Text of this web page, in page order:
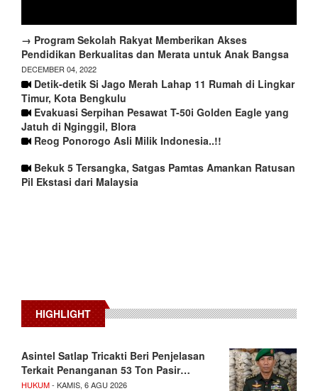
→ Program Sekolah Rakyat Memberikan Akses
Pendidikan Berkualitas dan Merata untuk Anak Bangsa
DECEMBER 04, 2022
Detik-detik Si Jago Merah Lahap 11 Rumah di Lingkar
Timur, Kota Bengkulu
Evakuasi Serpihan Pesawat T-50i Golden Eagle yang
Jatuh di Nginggil, Blora
Reog Ponorogo Asli Milik Indonesia..!!
Bekuk 5 Tersangka, Satgas Pamtas Amankan Ratusan
Pil Ekstasi dari Malaysia
HIGHLIGHT
Asintel Satlap Tricakti Beri Penjelasan
Terkait Penanganan 53 Ton Pasir…
HUKUM- KAMIS, 6 AGU 2026